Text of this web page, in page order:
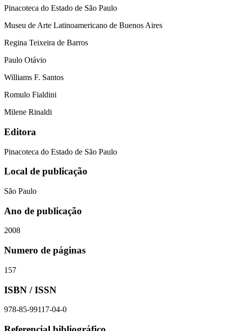
Pinacoteca do Estado de São Paulo
Museu de Arte Latinoamericano de Buenos Aires
Regina Teixeira de Barros
Paulo Otávio
Williams F. Santos
Romulo Fialdini
Milene Rinaldi
Editora
Pinacoteca do Estado de São Paulo
Local de publicação
São Paulo
Ano de publicação
2008
Numero de páginas
157
ISBN / ISSN
978-85-99117-04-0